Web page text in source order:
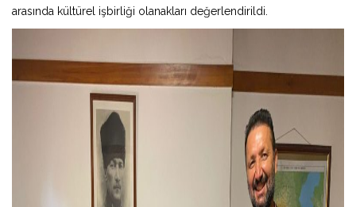
arasında kültürel işbirliği olanakları değerlendirildi.